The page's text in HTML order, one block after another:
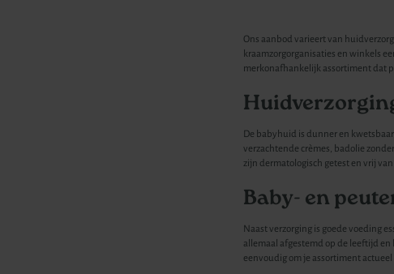
Ons aanbod varieert van
kraamzorgorganisaties en winkels
merkonafhankelijk assortiment dat
De babyhuid is dunner en
verzachtende crèmes, badolie
zijn dermatologisch getest en vrij
Baby- en
Naast verzorging is goede voeding
allemaal afgestemd op de leeftijd
eenvoudig om je assortiment